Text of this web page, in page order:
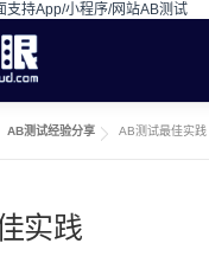
支持App/小程序/网站AB测试
AB测试经验分享 AB测试最佳实践
实践